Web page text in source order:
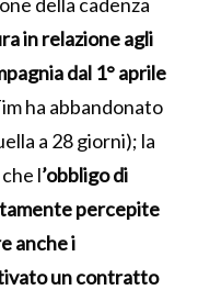
in relazione agli
dal 1° aprile
ha abbandonato
a 28 giorni); la
l’obbligo di
percepite
anche i
un contratto